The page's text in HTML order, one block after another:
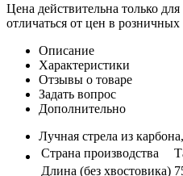
Цена действительна только
отличаться от цен в розничных
Описание
Характеристики
Отзывы о товаре
Задать вопрос
Дополнительно
Лучная стрела из
Страна производства
Длина (без хвостовика)